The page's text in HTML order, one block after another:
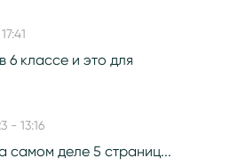
6 классе и это для
- 13:16
самом деле 5 страниц...